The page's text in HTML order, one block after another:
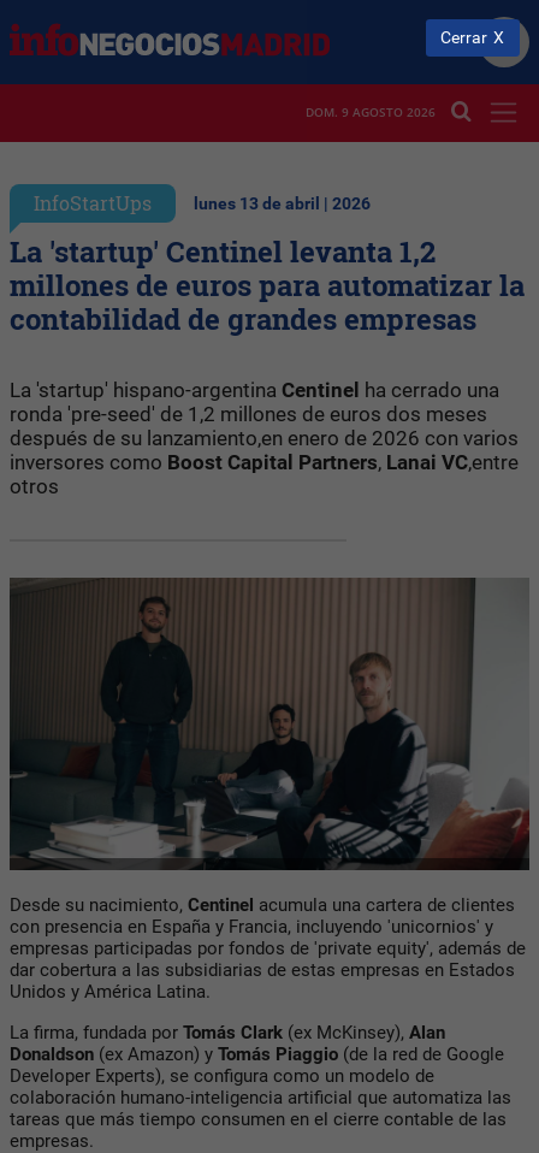
DOM. 9 AGOSTO 2026
InfoStartUps lunes 13 de abril | 2026
La 'startup' Centinel levanta 1,2
millones de euros para automatizar la
contabilidad de grandes empresas
La 'startup' hispano-argentina Centinel ha cerrado una
ronda 'pre-seed' de 1,2 millones de euros dos meses
después de su lanzamiento,en enero de 2026 con varios
inversores como Boost Capital Partners, Lanai VC,entre
otros
Desde su nacimiento, Centinel acumula una cartera de clientes
con presencia en España y Francia, incluyendo 'unicornios' y
empresas participadas por fondos de 'private equity', además de
dar cobertura a las subsidiarias de estas empresas en Estados
Unidos y América Latina.
La firma, fundada por Tomás Clark (ex McKinsey), Alan
Donaldson (ex Amazon) y Tomás Piaggio (de la red de Google
Developer Experts), se configura como un modelo de
colaboración humano-inteligencia artificial que automatiza las
tareas que más tiempo consumen en el cierre contable de las
empresas.
Cerrar